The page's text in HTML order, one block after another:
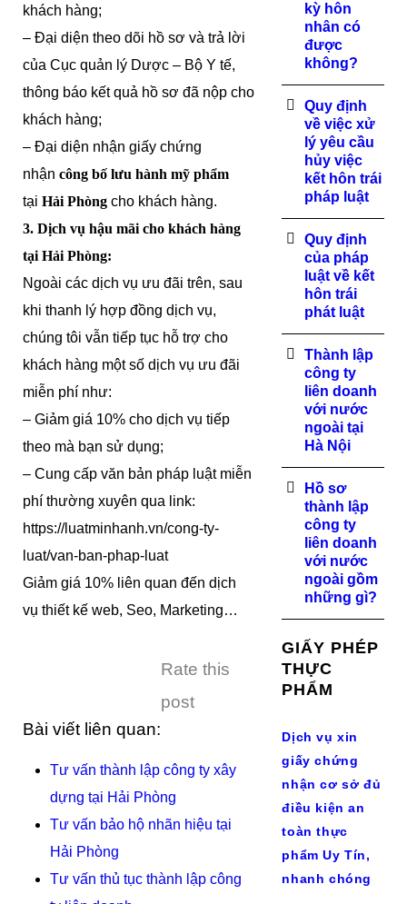
khách hàng;
– Đại diện theo dõi hồ sơ và trả lời
của Cục quản lý Dược – Bộ Y tế,
thông báo kết quả hồ sơ đã nộp cho
khách hàng;
– Đại diện nhận giấy chứng
nhận công bố lưu hành mỹ phẩm
tại Hải Phòng cho khách hàng.
3. Dịch vụ hậu mãi cho khách hàng
tại Hải Phòng:
Ngoài các dịch vụ ưu đãi trên, sau
khi thanh lý hợp đồng dịch vụ,
chúng tôi vẫn tiếp tục hỗ trợ cho
khách hàng một số dịch vụ ưu đãi
miễn phí như:
– Giảm giá 10% cho dịch vụ tiếp
theo mà bạn sử dụng;
– Cung cấp văn bản pháp luật miễn
phí thường xuyên qua link:
https://luatminhanh.vn/cong-ty-
luat/van-ban-phap-luat
Giảm giá 10% liên quan đến dịch
vụ thiết kế web, Seo, Marketing…
Rate this
post
Bài viết liên quan:
Tư vấn thành lập công ty xây
dựng tại Hải Phòng
Tư vấn bảo hộ nhãn hiệu tại
Hải Phòng
Tư vấn thủ tục thành lập công
kỳ hôn
nhân có
được
không?
Quy định
về việc xử
lý yêu cầu
hủy việc
kết hôn trái
pháp luật
Quy định
của pháp
luật về kết
hôn trái
phát luật
Thành lập
công ty
liên doanh
với nước
ngoài tại
Hà Nội
Hồ sơ
thành lập
công ty
liên doanh
với nước
ngoài gồm
những gì?
GIẤY PHÉP
THỰC
PHẨM
Dịch vụ xin
giấy chứng
nhận cơ sở đủ
điều kiện an
toàn thực
phẩm Uy Tín,
nhanh chóng